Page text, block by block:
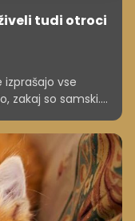
tudi otroci
vse
zakaj so samski.
živali in tudi